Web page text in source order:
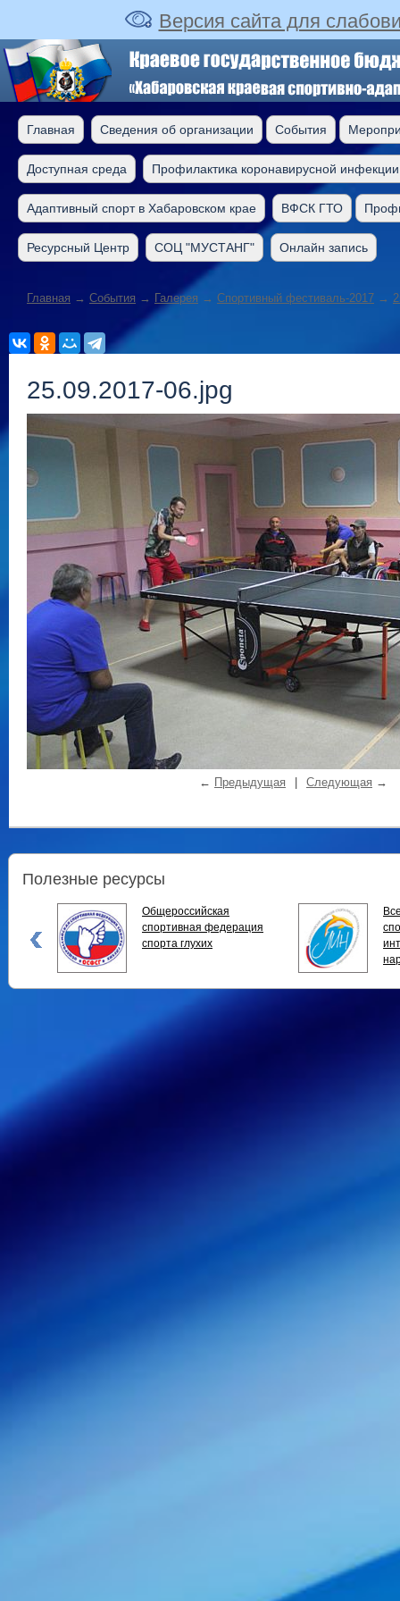
Версия сайта для
Главная Сведения об организации События
Доступная среда Профилактика коронавирусной инфекции
Адаптивный спорт в Хабаровском крае ВФСК ГТО
Ресурсный Центр СОЦ "МУСТАНГ" Онлайн запись
Главная → События → Галерея → Cпортивный фестиваль-2017 →
25.09.2017-06.jpg
← Предыдущая Следующая →
Полезные ресурсы
Общероссийская
спортивная федерация
спорта глухих